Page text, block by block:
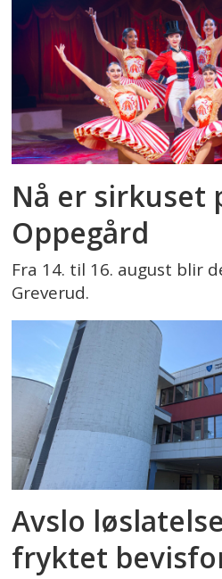
Nå er sirkuset
Oppegård
Fra 14. til 16. august blir
Greverud.
Avslo
fryktet